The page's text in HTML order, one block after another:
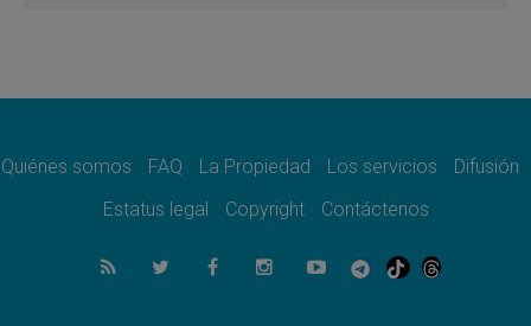
como misión al servicio del Evangelio
SIGNIS 2026, dar voz a las religiosas en el
07.08.2026
Lanzan un proyecto de empoderamiento
Quiénes somos FAQ La Propiedad Los servicios
Difusión
Estatus legal
Copyright Contáctenos